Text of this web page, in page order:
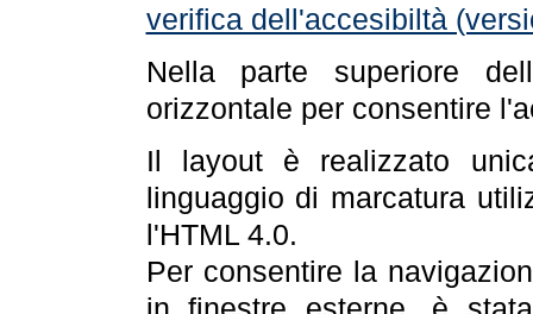
verifica dell'accesibiltà
Nella parte superiore
orizzontale per consentire
Il layout è realizzato
linguaggio di marcatura
l'HTML 4.0.
Per consentire la